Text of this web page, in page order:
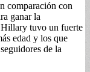
comparación con
ganar la
Hillary tuvo un fuerte
edad y los que
de la